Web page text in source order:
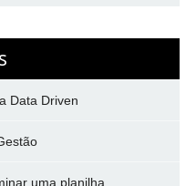
Data Driven
uma planilha